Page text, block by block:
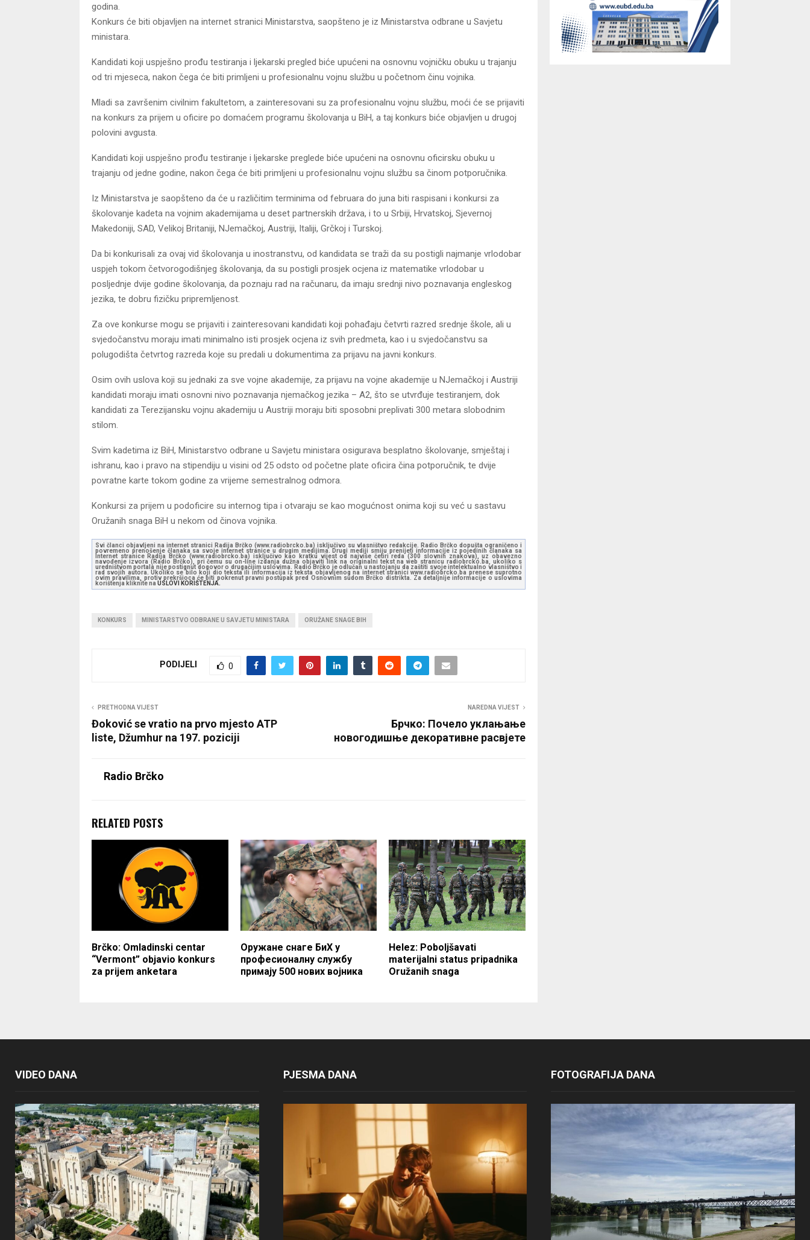
godina.
Konkurs će biti objavljen na internet stranici Ministarstva, saopšteno je iz Ministarstva odbrane u Savjetu
ministara.
Kandidati koji uspješno prođu testiranja i ljekarski pregled biće upućeni na osnovnu vojničku obuku u trajanju
od tri mjeseca, nakon čega će biti primljeni u profesionalnu vojnu službu u početnom činu vojnika.
Mladi sa završenim civilnim fakultetom, a zainteresovani su za profesionalnu vojnu službu, moći će se prijaviti
na konkurs za prijem u oficire po domaćem programu školovanja u BiH, a taj konkurs biće objavljen u drugoj
polovini avgusta.
Kandidati koji uspješno prođu testiranje i ljekarske preglede biće upućeni na osnovnu oficirsku obuku u
trajanju od jedne godine, nakon čega će biti primljeni u profesionalnu vojnu službu sa činom potporučnika.
Iz Ministarstva je saopšteno da će u različitim terminima od februara do juna biti raspisani i konkursi za
školovanje kadeta na vojnim akademijama u deset partnerskih država, i to u Srbiji, Hrvatskoj, Sjevernoj
Makedoniji, SAD, Velikoj Britaniji, NJemačkoj, Austriji, Italiji, Grčkoj i Turskoj.
Da bi konkurisali za ovaj vid školovanja u inostranstvu, od kandidata se traži da su postigli najmanje vrlodobar
uspjeh tokom četvorogodišnjeg školovanja, da su postigli prosjek ocjena iz matematike vrlodobar u
posljednje dvije godine školovanja, da poznaju rad na računaru, da imaju srednji nivo poznavanja engleskog
jezika, te dobru fizičku pripremljenost.
Za ove konkurse mogu se prijaviti i zainteresovani kandidati koji pohađaju četvrti razred srednje škole, ali u
svjedočanstvu moraju imati minimalno isti prosjek ocjena iz svih predmeta, kao i u svjedočanstvu sa
polugodišta četvrtog razreda koje su predali u dokumentima za prijavu na javni konkurs.
Osim ovih uslova koji su jednaki za sve vojne akademije, za prijavu na vojne akademije u NJemačkoj i Austriji
kandidati moraju imati osnovni nivo poznavanja njemačkog jezika – A2, što se utvrđuje testiranjem, dok
kandidati za Terezijansku vojnu akademiju u Austriji moraju biti sposobni preplivati 300 metara slobodnim
stilom.
Svim kadetima iz BiH, Ministarstvo odbrane u Savjetu ministara osigurava besplatno školovanje, smještaj i
ishranu, kao i pravo na stipendiju u visini od 25 odsto od početne plate oficira čina potporučnik, te dvije
povratne karte tokom godine za vrijeme semestralnog odmora.
Konkursi za prijem u podoficire su internog tipa i otvaraju se kao mogućnost onima koji su već u sastavu
Oružanih snaga BiH u nekom od činova vojnika.
Svi članci objavljeni na internet stranici Radija Brčko (www.radiobrcko.ba) isključivo su vlasništvo redakcije. Radio Brčko dopušta ograničeno i
povremeno prenošenje članaka sa svoje internet stranice u drugim medijima. Drugi mediji smiju prenijeti informacije iz pojedinih članaka sa
Internet stranice Radija Brčko (www.radiobrcko.ba) isključivo kao kratku vijest od najviše četiri reda (300 slovnih znakova), uz obavezno
navođenje izvora (Radio Brčko), pri čemu su on-line izdanja dužna objaviti link na originalni tekst na web stranicu radiobrcko.ba, ukoliko s
uredništvom portala nije postignut dogovor o drugačijim uslovima. Radio Brčko je odlučan u nastojanju da zaštiti svoje intelektualno vlasništvo i
rad svojih autora. Ukoliko se bilo koji dio teksta ili informacija iz teksta objavljenog na internet stranici www.radiobrcko.ba prenese suprotno
ovim pravilima, protiv prekršioca će biti pokrenut pravni postupak pred Osnovnim sudom Brčko distrikta. Za detaljnije informacije o uslovima
korištenja kliknite na USLOVI KORIŠTENJA.
KONKURS MINISTARSTVO ODBRANE U SAVJETU MINISTARA ORUŽANE SNAGE BIH
PODIJELI 0
PRETHODNA VIJEST
Đoković se vratio na prvo mjesto ATP
liste, Džumhur na 197. poziciji
NAREDNA VIJEST
Брчко: Почело уклањање
новогодишње декоративне расвјете
Radio Brčko
RELATED POSTS
Brčko: Omladinski centar
“Vermont” objavio konkurs
za prijem anketara
Оружане снаге БиХ у
професионалну службу
примају 500 нових војника
Helez: Poboljšavati
materijalni status pripadnika
Oružanih snaga
VIDEO DANA PJESMA DANA FOTOGRAFIJA DANA